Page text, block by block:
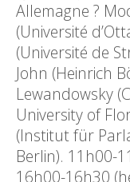
Allemagne ?
(Université
(Université de
John (Heinrich
Lewandowsky
University of
(Institut für
Berlin). 11h00-
16h00-16h30